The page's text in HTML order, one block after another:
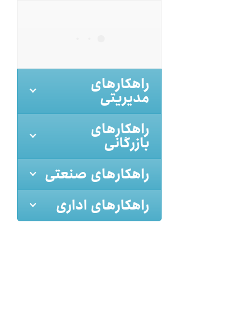
راهکارهای
مدیریتی
راهکارهای
بازرگانی
راهکارهای صنعتی
راهکارهای اداری